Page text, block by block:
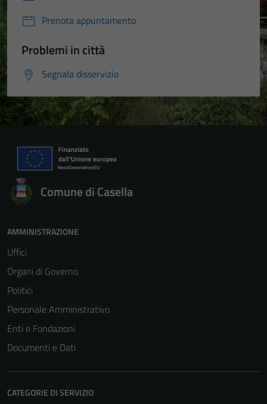
Prenota appuntamento
Problemi in città
Segnala disservizio
Comune di Casella
AMMINISTRAZIONE
Uffici
Organi di Governo
Politici
Personale Amministrativo
Enti e Fondazioni
Documenti e Dati
CATEGORIE DI SERVIZIO